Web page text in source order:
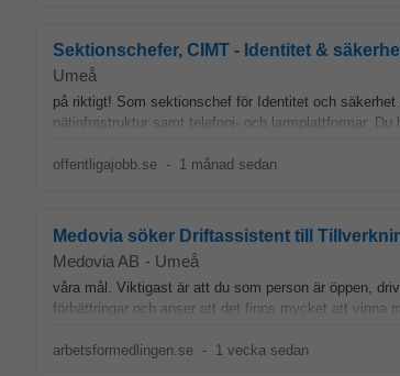
Sektionschefer, CIMT - Identitet &
Umeå
på riktigt! Som sektionschef för Identitet och säkerhet
nätinfrastruktur samt telefoni- och larmplattformar. Du
offentligajobb.se - 1 månad sedan
Medovia söker Driftassistent till
Medovia AB - Umeå
våra mål. Viktigast är att du som person är öppen,
förbättringar och anser att det finns mycket att vinna
arbetsformedlingen.se - 1 vecka sedan